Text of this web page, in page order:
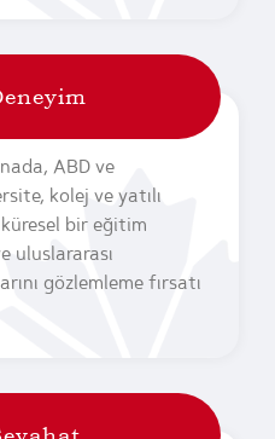
ABD ve
kolej ve yatılı
bir eğitim
uluslararası
gözlemleme fırsatı